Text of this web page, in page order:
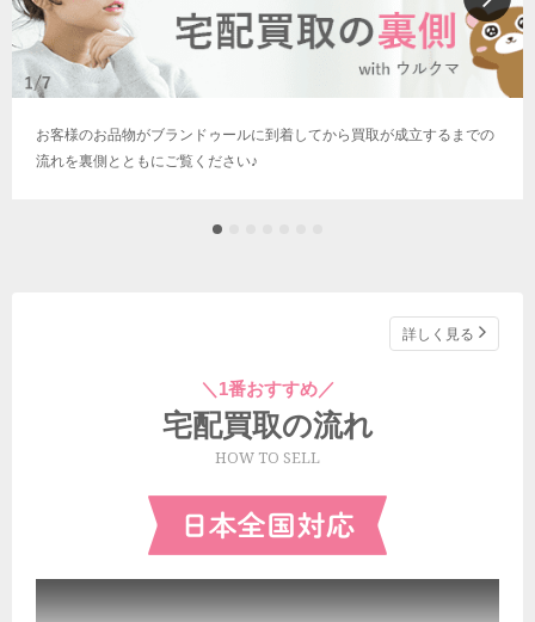
お客様のお品物がブランドゥールに到着してから買取が成立するまでの
流れを裏側とともにご覧ください♪
詳しく見る
＼1番おすすめ／
宅配買取の流れ
HOW TO SELL